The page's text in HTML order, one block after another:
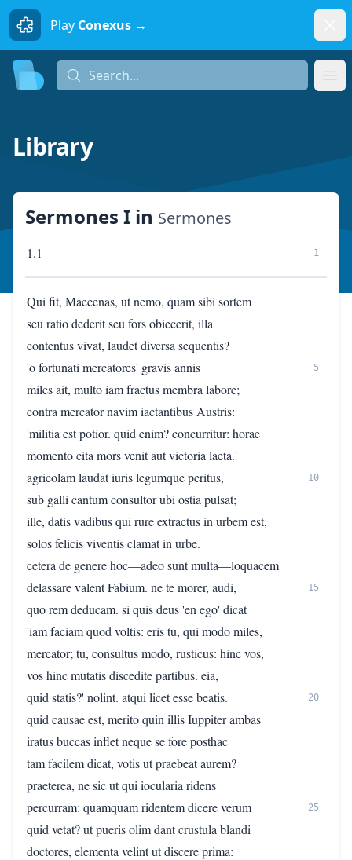
Play Conexus →
Search...
Library
Sermones I in Sermones
1.1 1
Qui fit, Maecenas, ut nemo, quam sibi sortem
seu ratio dederit seu fors obiecerit, illa
contentus vivat, laudet diversa sequentis?
'o fortunati mercatores' gravis annis
5
miles ait, multo iam fractus membra labore;
contra mercator navim iactantibus Austris:
'militia est potior. quid enim? concurritur: horae
momento cita mors venit aut victoria laeta.'
agricolam laudat iuris legumque peritus,
10
sub galli cantum consultor ubi ostia pulsat;
ille, datis vadibus qui rure extractus in urbem est,
solos felicis viventis clamat in urbe.
cetera de genere hoc—adeo sunt multa—loquacem
delassare valent Fabium. ne te morer, audi,
15
quo rem deducam. si quis deus 'en ego' dicat
'iam faciam quod voltis: eris tu, qui modo miles,
mercator; tu, consultus modo, rusticus: hinc vos,
vos hinc mutatis discedite partibus. eia,
quid statis?' nolint. atqui licet esse beatis.
20
quid causae est, merito quin illis Iuppiter ambas
iratus buccas inflet neque se fore posthac
tam facilem dicat, votis ut praebeat aurem?
praeterea, ne sic ut qui iocularia ridens
percurram: quamquam ridentem dicere verum
25
quid vetat? ut pueris olim dant crustula blandi
doctores, elementa velint ut discere prima: